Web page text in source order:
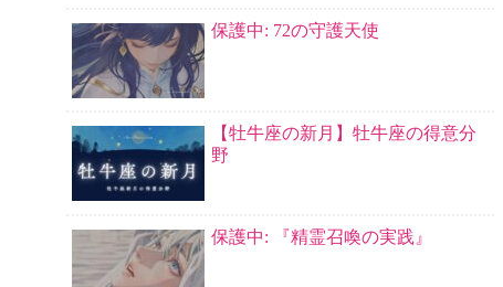
保護中: 72の守護天使
【牡牛座の新月】牡牛座の得意分
野
保護中: 『精霊召喚の実践』